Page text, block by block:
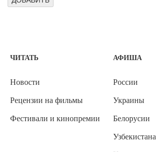
ЧИТАТЬ
Новости
Рецензии на фильмы
Фестивали и кинопремии
АФИША
России
Украины
Белорусии
Узбекистана